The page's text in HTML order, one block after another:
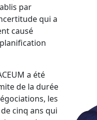
par
qui a
causé
a été
de la durée
les
cinq ans qui